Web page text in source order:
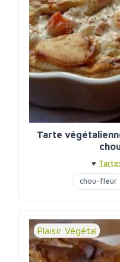
Tarte
♥
chou-fleur
Plaisir Végétal